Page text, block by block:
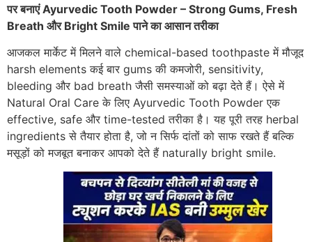
पर बनाएं Ayurvedic Tooth Powder – Strong Gums, Fresh
Breath और Bright Smile पाने का आसान तरीका
आजकल मार्केट में मिलने वाले chemical-based toothpaste में मौजूद
harsh elements कई बार gums की कमजोरी, sensitivity,
bleeding और bad breath जैसी समस्याओं को बढ़ा देते हैं। ऐसे में
Natural Oral Care के लिए Ayurvedic Tooth Powder एक
effective, safe और time-tested तरीका है। यह पूरी तरह herbal
ingredients से तैयार होता है, जो न सिर्फ दांतों को साफ रखते हैं बल्कि
मसूड़ों को मजबूत बनाकर आपको देते हैं naturally bright smile.